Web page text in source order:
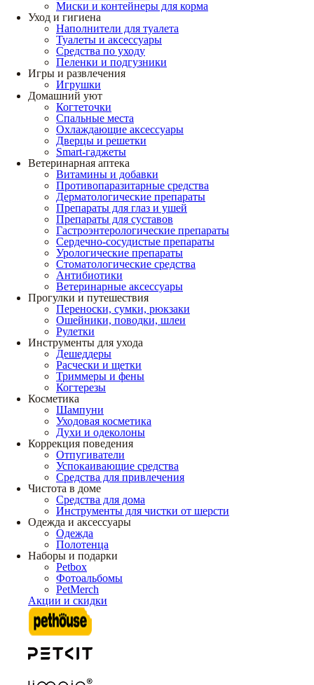
Миски и контейнеры для корма
Уход и гигиена
Наполнители для туалета
Туалеты и аксессуары
Средства по уходу
Пеленки и подгузники
Игры и развлечения
Игрушки
Домашний уют
Когтеточки
Спальные места
Охлаждающие аксессуары
Дверцы и решетки
Smart-гаджеты
Ветеринарная аптека
Витамины и добавки
Противопаразитарные средства
Дерматологические препараты
Препараты для глаз и ушей
Препараты для суставов
Гастроэнтерологические препараты
Сердечно-сосудистые препараты
Урологические препараты
Стоматологические средства
Антибиотики
Ветеринарные аксессуары
Прогулки и путешествия
Переноски, сумки, рюкзаки
Ошейники, поводки, шлеи
Рулетки
Инструменты для ухода
Дешеддеры
Расчески и щетки
Триммеры и фены
Когтерезы
Косметика
Шампуни
Уходовая косметика
Духи и одеколоны
Коррекция поведения
Отпугиватели
Успокаивающие средства
Средства для привлечения
Чистота в доме
Средства для дома
Инструменты для чистки от шерсти
Одежда и аксессуары
Одежда
Полотенца
Наборы и подарки
Petbox
Фотоальбомы
PetMerch
Акции и скидки